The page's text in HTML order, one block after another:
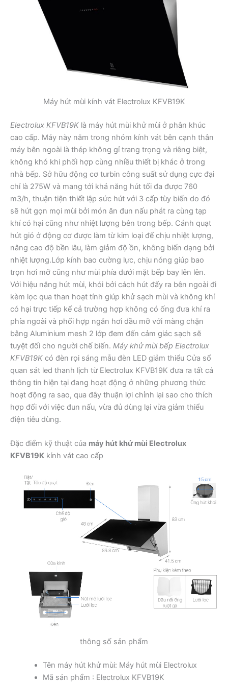
Máy hút mùi kính vát Electrolux KFVB19K
Electrolux KFVB19K là máy hút mùi khử mùi ở phân khúc
cao cấp. Máy này nằm trong nhóm kính vát bên cạnh thân
máy bên ngoài là thép không gỉ trang trọng và riêng biệt,
không khó khi phối hợp cùng nhiều thiết bị khác ở trong
nhà bếp. Sở hữu động cơ turbin công suất sử dụng cực đại
chỉ là 275W và mang tới khả năng hút tối đa được 760
m3/h, thuận tiện thiết lập sức hút với 3 cấp tùy biến do đó
sẽ hút gọn mọi mùi bởi món ăn đun nấu phát ra cùng tạp
khí có hại cũng như nhiệt lượng bên trong bếp. Cánh quạt
hút gió ở động cơ được làm từ kim loại để chịu nhiệt lượng,
nâng cao độ bền lâu, làm giảm độ ồn, không biến dạng bởi
nhiệt lượng.Lớp kính bao cường lực, chịu nóng giúp bao
trọn hơi mỡ cũng như mùi phía dưới mặt bếp bay lên lên.
Với hiệu năng hút mùi, khói bởi cách hút đẩy ra bên ngoài đi
kèm lọc qua than hoạt tính giúp khử sạch mùi và không khí
có hại trực tiếp kể cả trường hợp không có ống đưa khí ra
phía ngoài và phối hợp ngăn hơi dầu mỡ với màng chặn
bằng Aluminium mesh 2 lớp đem đến cảm giác sạch sẽ
tuyệt đối cho người chế biến. Máy khử mùi bếp Electrolux
KFVB19K có đèn rọi sáng mẫu đèn LED giảm thiểu Cửa sổ
quan sát led thanh lịch từ Electrolux KFVB19K đưa ra tất cả
thông tin hiện tại đang hoạt động ở những phương thức
hoạt động ra sao, qua đây thuận lợi chỉnh lại sao cho thích
hợp đối với việc đun nấu, vừa đủ dùng lại vừa giảm thiểu
điện tiêu dùng.
Đặc điểm kỹ thuật của máy hút khử mùi Electrolux
KFVB19K kính vát cao cấp
thông số sản phẩm
Tên máy hút khử mùi: Máy hút mùi Electrolux
Mã sản phẩm : Electrolux KFVB19K